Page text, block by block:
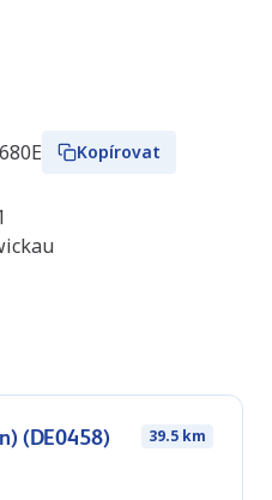
Kopírovat
(DE0458) 39.5 km